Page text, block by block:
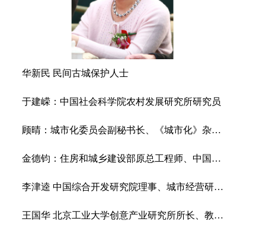
华新民 民间古城保护人士
于建嵘：中国社会科学院农村发展研究所研究员
顾晴：城市化委员会副秘书长、《城市化》杂志主编、城市化网总裁
金德钧：住房和城乡建设部原总工程师、中国国际城市化发展战略研究委员会主任
李津逵 中国综合开发研究院理事、城市经营研究中心主任研究员
王国华 北京工业大学创意产业研究所所长、教授、博士